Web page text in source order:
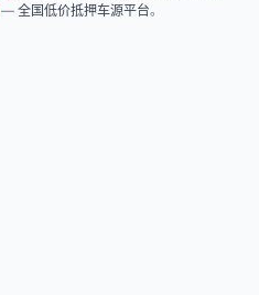
— 全国低价抵押车源平台。